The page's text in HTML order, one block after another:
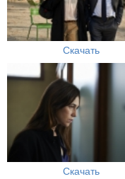
Скачать
Скачать